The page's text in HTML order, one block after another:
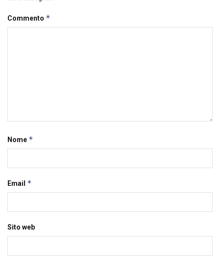
Commento *
Nome *
Email *
Sito web